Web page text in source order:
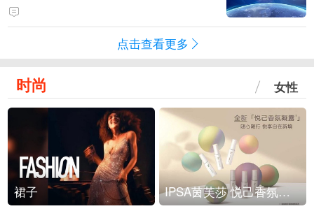
点击查看更多
时尚 女性
裙子 IPSA茵芙莎 悦己香氛凝露上市